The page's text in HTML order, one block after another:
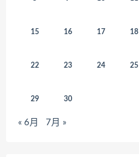
15 16 17 18
22 23 24 25
29 30
« 6月 7月 »